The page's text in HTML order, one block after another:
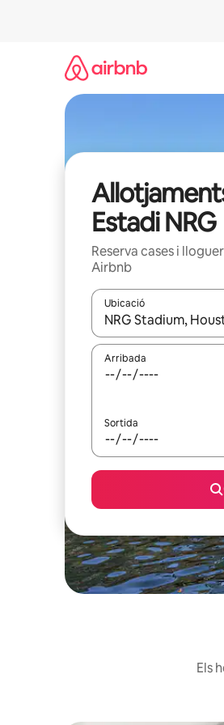
Estadi NRG
Reserva cases i
Airbnb
Ubicació
Quan els resultats
Arribada
Sortida
Els